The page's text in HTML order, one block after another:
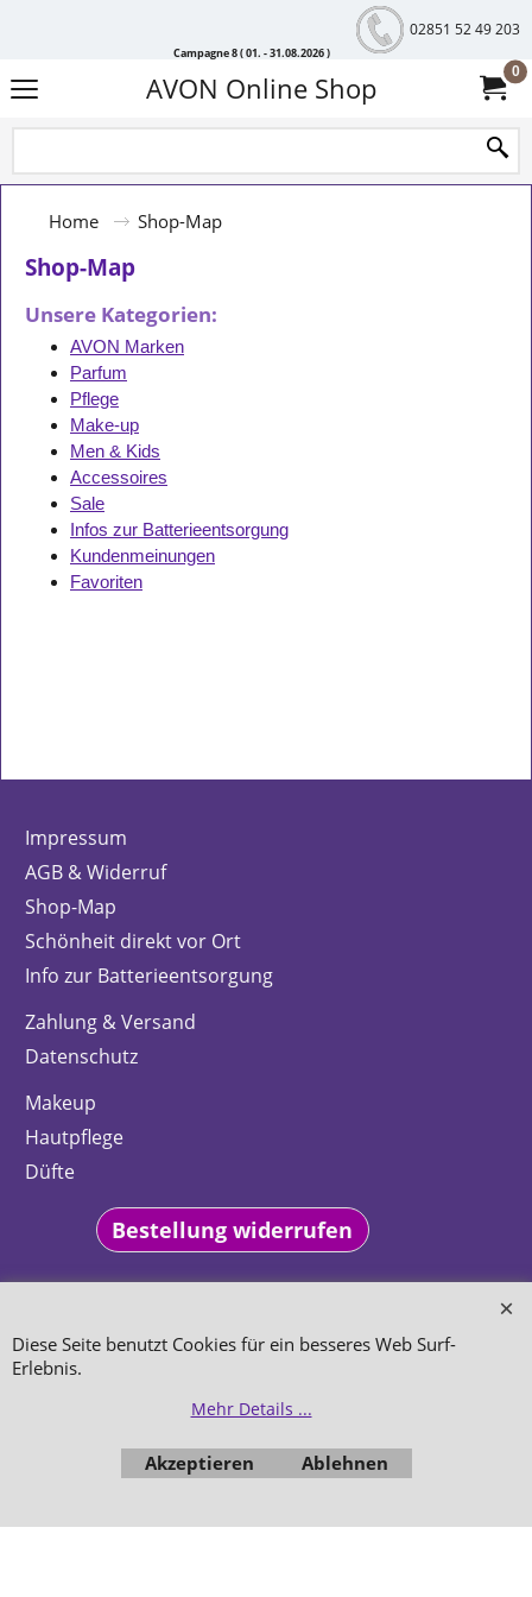
Campagne 8 ( 01. - 31.08.2026 )
02851 52 49 203
AVON Online Shop 0
Home Shop-Map
Shop-Map
Unsere Kategorien:
AVON Marken
Parfum
Pflege
Make-up
Men & Kids
Accessoires
Sale
Infos zur Batterieentsorgung
Kundenmeinungen
Favoriten
Impressum
AGB & Widerruf
Shop-Map
Schönheit direkt vor Ort
Info zur Batterieentsorgung
Zahlung & Versand
Datenschutz
Makeup
Hautpflege
Düfte
Bestellung widerrufen
Software.
Diese Seite benutzt Cookies für ein besseres Web Surf-
Erlebnis.
Mehr Details ...
Akzeptieren Ablehnen